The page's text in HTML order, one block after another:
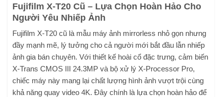
Fujifilm X-T20 Cũ – Lựa Chọn Hoàn Hảo Cho
Người Yêu Nhiếp Ảnh
Fujifilm X-T20 cũ là mẫu máy ảnh mirrorless nhỏ gọn nhưng
đầy mạnh mẽ, lý tưởng cho cả người mới bắt đầu lẫn nhiếp
ảnh gia bán chuyên. Với thiết kế hoài cổ đặc trưng, cảm biến
X-Trans CMOS III 24.3MP và bộ xử lý X-Processor Pro,
chiếc máy này mang lại chất lượng hình ảnh vượt trội cùng
khả năng quay video 4K. Đây chính là lựa chọn hoàn hảo để